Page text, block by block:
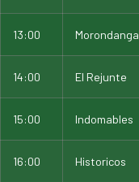
13:00 Morondanga
14:00 El Rejunte
15:00 Indomables
16:00 Historicos